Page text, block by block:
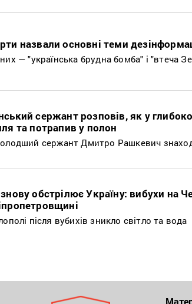
назвали основні теми
— "українська брудна бомба" і "втеча
сержант розповів, як у
та потрапив у полон
сержант Дмитро Рашкевич
знову обстрілює Україну: вибухи на
після вубихів зникло світло та вода